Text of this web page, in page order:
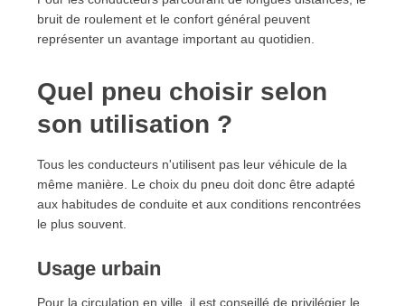
bruit de roulement et le confort général peuvent
représenter un avantage important au quotidien.
Quel pneu choisir selon
son utilisation ?
Tous les conducteurs n'utilisent pas leur véhicule de la
même manière. Le choix du pneu doit donc être adapté
aux habitudes de conduite et aux conditions rencontrées
le plus souvent.
Usage urbain
Pour la circulation en ville, il est conseillé de privilégier le